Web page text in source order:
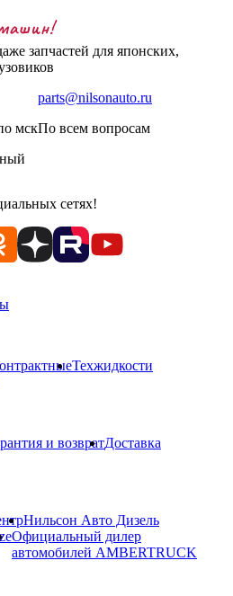
запчастей для японских,
мск
parts@nilsonauto.ru
По всем вопросам
сетях!
Техжидкости
и возвратДоставка
Нильсон Авто Дизель
Официальный дилер
автомобилей AMBERTRUCK